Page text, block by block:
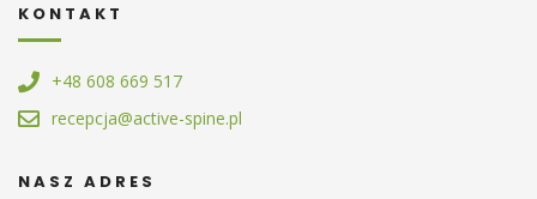
KONTAKT
+48 608 669 517
recepcja@active-spine.pl
NASZ ADRES